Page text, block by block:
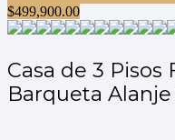
$499,900.00
Casa de 3
Barqueta